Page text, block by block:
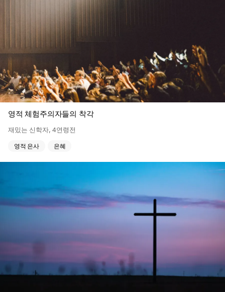
영적 체험주의자들의 착각
재밌는 신학자,4연령전
영적 은사 은혜